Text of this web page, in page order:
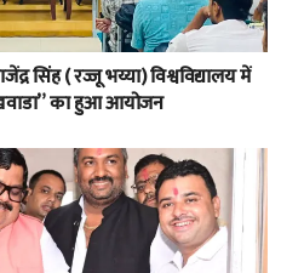
सिंह ( रज्जू भय्या) विश्वविद्यालय में
का हुआ आयोजन